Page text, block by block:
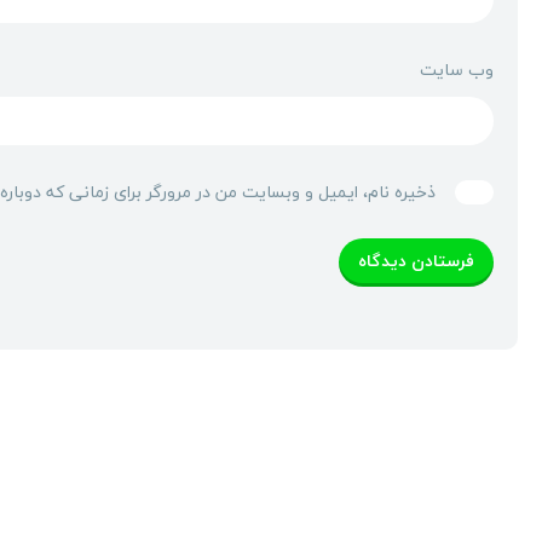
وب‌ سایت
ذخیره نام، ایمیل و وبسایت من در مرورگر برای زمانی که